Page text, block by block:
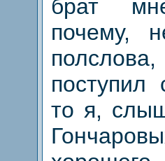
брат
почему,
то я,